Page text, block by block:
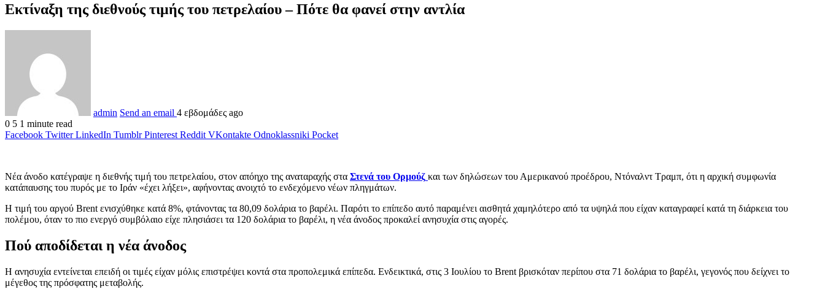
Εκτίναξη της διεθνούς τιμής του πετρελαίου – Πότε θα φανεί στην αντλία
admin Send an email 4 εβδομάδες ago
0 5 1 minute read
Facebook Twitter LinkedIn Tumblr Pinterest Reddit VKontakte Odnoklassniki Pocket
Νέα άνοδο κατέγραψε η διεθνής τιμή του πετρελαίου, στον απόηχο της αναταραχής στα Στενά του Ορμούζ και των δηλώσεων του Αμερικανού προέδρου, Ντόναλντ Τραμπ, ότι η αρχική συμφωνία
κατάπαυσης του πυρός με το Ιράν «έχει λήξει», αφήνοντας ανοιχτό το ενδεχόμενο νέων πληγμάτων.
Η τιμή του αργού Brent ενισχύθηκε κατά 8%, φτάνοντας τα 80,09 δολάρια το βαρέλι. Παρότι το επίπεδο αυτό παραμένει αισθητά χαμηλότερο από τα υψηλά που είχαν καταγραφεί κατά τη διάρκεια του
πολέμου, όταν το πιο ενεργό συμβόλαιο είχε πλησιάσει τα 120 δολάρια το βαρέλι, η νέα άνοδος προκαλεί ανησυχία στις αγορές.
Πού αποδίδεται η νέα άνοδος
Η ανησυχία εντείνεται επειδή οι τιμές είχαν μόλις επιστρέψει κοντά στα προπολεμικά επίπεδα. Ενδεικτικά, στις 3 Ιουλίου το Brent βρισκόταν περίπου στα 71 δολάρια το βαρέλι, γεγονός που δείχνει το
μέγεθος της πρόσφατης μεταβολής.